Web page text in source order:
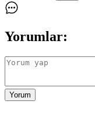
Yorumlar:
Yorum